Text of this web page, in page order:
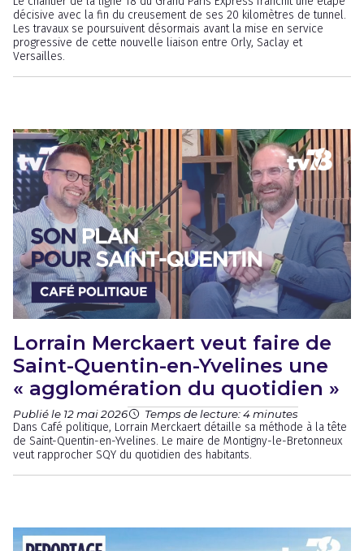
décisive avec la fin du creusement de ses 20 kilomètres de tunnel.
Les travaux se poursuivent désormais avant la mise en service
progressive de cette nouvelle liaison entre Orly, Saclay et
Versailles.
Lorrain Merckaert veut faire de
Saint-Quentin-en-Yvelines une
« agglomération du quotidien »
Publié le 12 mai 2026 Temps de lecture: 4 minutes
Dans Café politique, Lorrain Merckaert détaille sa méthode à la tête
de Saint-Quentin-en-Yvelines. Le maire de Montigny-le-Bretonneux
veut rapprocher SQY du quotidien des habitants.